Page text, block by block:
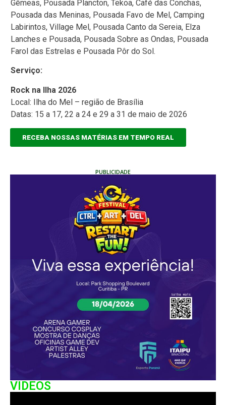
Gêmeas, Pousada Plancton, Tekoa, Café das Conchas,
Pousada das Meninas, Pousada Favo de Mel, Camping
Labirintos, Village Mel, Pousada Canto da Sereia, Elza
Lanches e Pousada, Pousada Sobre as Ondas, Pousada
Farol das Estrelas e Pousada Pôr do Sol.
Serviço:
Rock na Ilha 2026
Local: Ilha do Mel – região de Brasília
Datas: 15 a 17, 22 a 24 e 29 a 31 de maio de 2026
RECEBA NOSSAS MATÉRIAS EM TEMPO REAL
PUBLICIDADE
VIDEOS